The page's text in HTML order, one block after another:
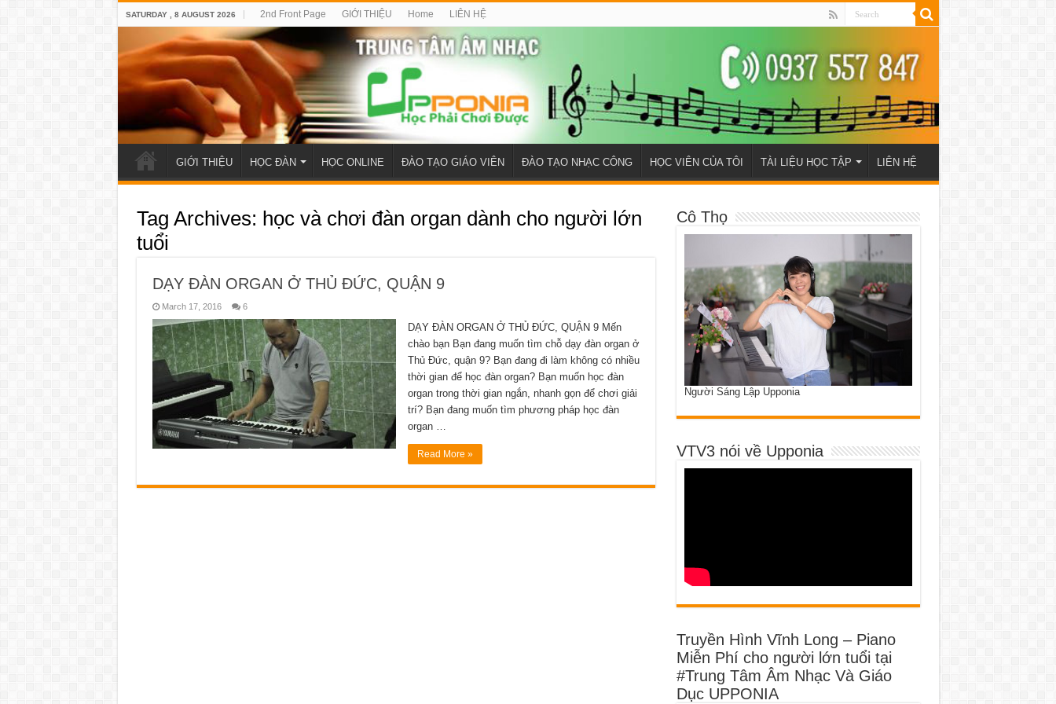
SATURDAY , 8 AUGUST 2026 2nd Front Page GIỚI THIỆU Home LIÊN HỆ
GIỚI THIỆU HỌC ĐÀN HỌC ONLINE ĐÀO TẠO GIÁO VIÊN ĐÀO TẠO NHẠC CÔNG HỌC VIÊN CỦA TÔI TÀI LIỆU HỌC TẬP LIÊN HỆ
Tag Archives: học và chơi đàn organ dành cho người lớn
tuổi
DẠY ĐÀN ORGAN Ở THỦ ĐỨC, QUẬN 9
March 17, 2016 6
DẠY ĐÀN ORGAN Ở THỦ ĐỨC, QUẬN 9 Mến
chào bạn Bạn đang muốn tìm chỗ dạy đàn organ ở
Thủ Đức, quận 9? Bạn đang đi làm không có nhiều
thời gian để học đàn organ? Bạn muốn học đàn
organ trong thời gian ngắn, nhanh gọn để chơi giải
trí? Bạn đang muốn tìm phương pháp học đàn
organ …
Read More »
Cô Thọ
Người Sáng Lập Upponia
VTV3 nói về Upponia
Truyền Hình Vĩnh Long – Piano
Miễn Phí cho người lớn tuổi tại
#Trung Tâm Âm Nhạc Và Giáo
Dục UPPONIA